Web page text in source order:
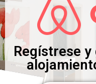
Regístrese